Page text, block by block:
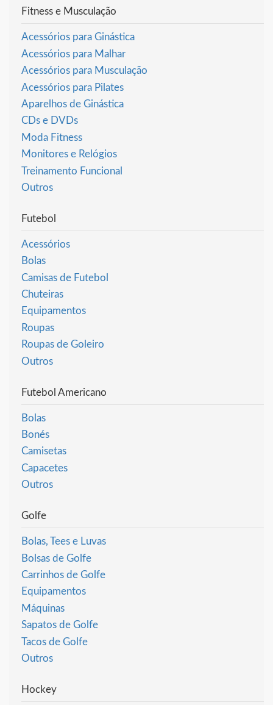
Fitness e Musculação
Acessórios para Ginástica
Acessórios para Malhar
Acessórios para Musculação
Acessórios para Pilates
Aparelhos de Ginástica
CDs e DVDs
Moda Fitness
Monitores e Relógios
Treinamento Funcional
Outros
Futebol
Acessórios
Bolas
Camisas de Futebol
Chuteiras
Equipamentos
Roupas
Roupas de Goleiro
Outros
Futebol Americano
Bolas
Bonés
Camisetas
Capacetes
Outros
Golfe
Bolas, Tees e Luvas
Bolsas de Golfe
Carrinhos de Golfe
Equipamentos
Máquinas
Sapatos de Golfe
Tacos de Golfe
Outros
Hockey